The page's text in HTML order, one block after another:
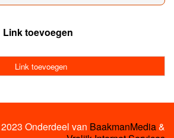
Link toevoegen
Link toevoegen
Onderdeel van BaakmanMedia&